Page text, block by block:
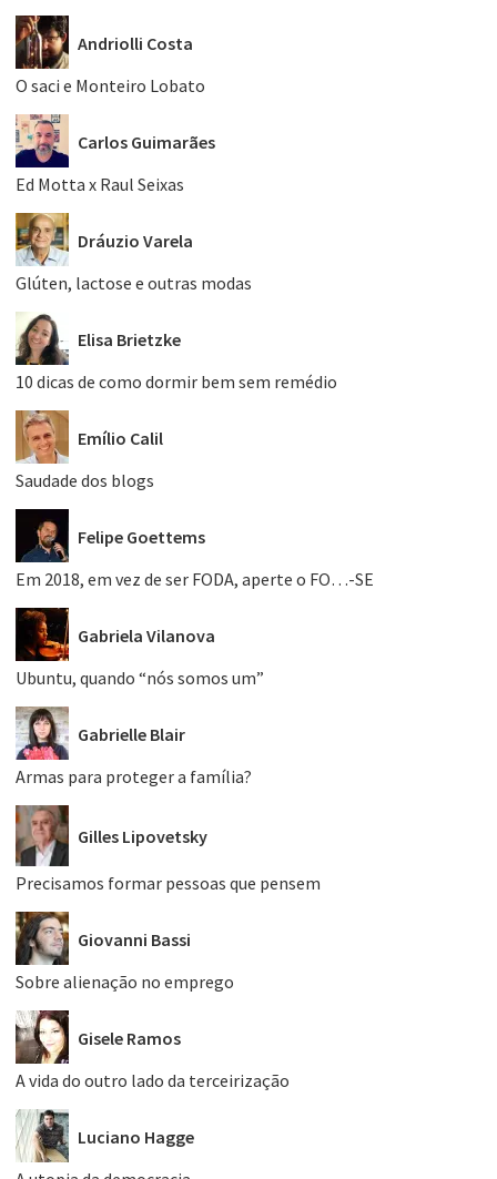
Andriolli Costa
O saci e Monteiro Lobato
Carlos Guimarães
Ed Motta x Raul Seixas
Dráuzio Varela
Glúten, lactose e outras modas
Elisa Brietzke
10 dicas de como dormir bem sem remédio
Emílio Calil
Saudade dos blogs
Felipe Goettems
Em 2018, em vez de ser FODA, aperte o FO…-SE
Gabriela Vilanova
Ubuntu, quando “nós somos um”
Gabrielle Blair
Armas para proteger a família?
Gilles Lipovetsky
Precisamos formar pessoas que pensem
Giovanni Bassi
Sobre alienação no emprego
Gisele Ramos
A vida do outro lado da terceirização
Luciano Hagge